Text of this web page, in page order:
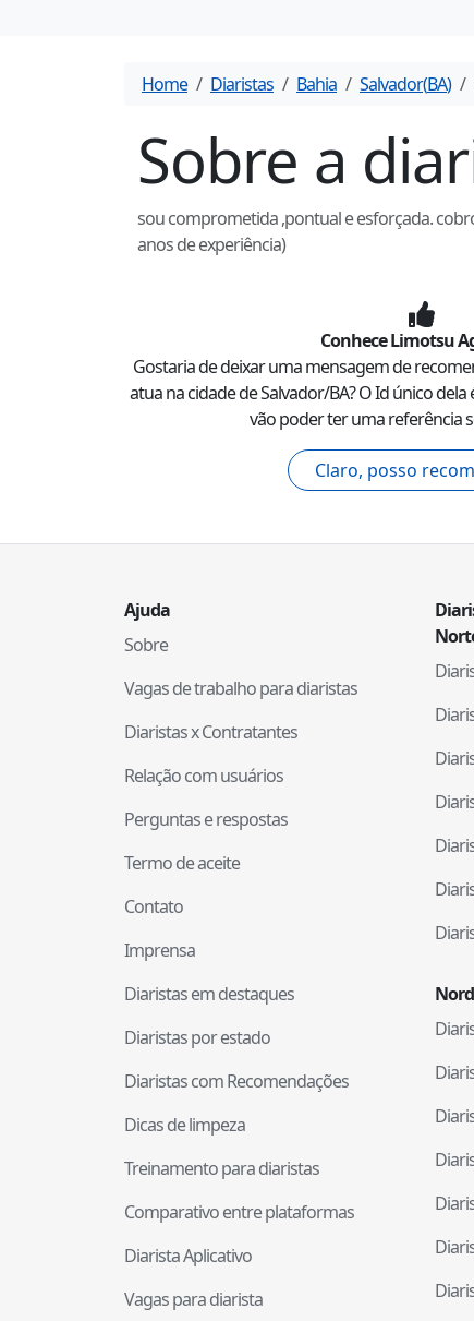
Home Diaristas Bahia Salvador(BA)
Sobre a
sou comprometida ,pontual e esforçada.
anos de experiência)
ConheceLimotsu
Gostaria de deixar uma mensagem de
atua na cidade deSalvador/BA? O Id único dela
vão poder ter uma referência
Claro, posso
Ajuda
Sobre
Vagas de trabalho para diaristas
Diaristas x Contratantes
Relação com usuários
Perguntas e respostas
Termo de aceite
Contato
Imprensa
Diaristas em destaques
Diaristas por estado
Diaristas com Recomendações
Dicas de limpeza
Treinamento para diaristas
Comparativo entre plataformas
Diarista Aplicativo
Vagas para diarista